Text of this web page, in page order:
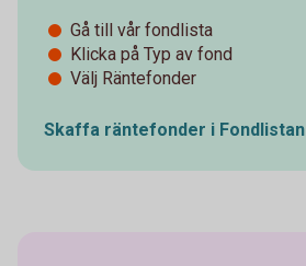
Gå till vår fondlista
Klicka på Typ av fond
Välj Räntefonder
Skaffa räntefonder i Fondlistan